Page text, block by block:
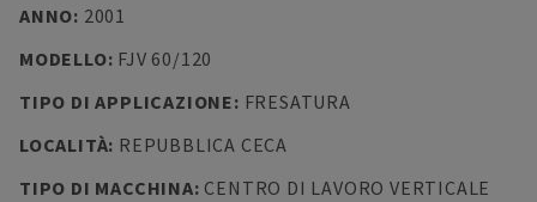
ANNO: 2001
MODELLO: FJV 60/120
TIPO DI APPLICAZIONE: FRESATURA
LOCALITÀ: REPUBBLICA CECA
TIPO DI MACCHINA: CENTRO DI LAVORO VERTICALE